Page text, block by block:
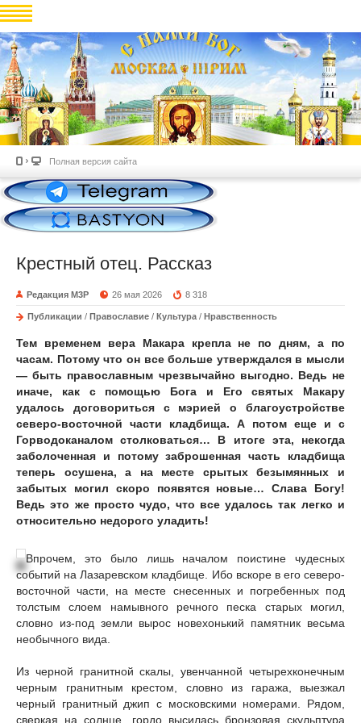
Полная версия сайта
Крестный отец. Рассказ
Редакция М3Р 26 мая 2026 8 318
Публикации / Православие / Культура / Нравственность
Тем временем вера Макара крепла не по дням, а по
часам. Потому что он все больше утверждался в мысли
— быть православным чрезвычайно выгодно. Ведь не
иначе, как с помощью Бога и Его святых Макару
удалось договориться с мэрией о благоустройстве
северо-восточной части кладбища. А потом еще и с
Горводоканалом столковаться… В итоге эта, некогда
заболоченная и потому заброшенная часть кладбища
теперь осушена, а на месте срытых безымянных и
забытых могил скоро появятся новые… Слава Богу!
Ведь это же просто чудо, что все удалось так легко и
относительно недорого уладить!
Впрочем, это было лишь началом поистине чудесных
событий на Лазаревском кладбище. Ибо вскоре в его северо-
восточной части, на месте снесенных и погребенных под
толстым слоем намывного речного песка старых могил,
словно из-под земли вырос новехонький памятник весьма
необычного вида.
Из черной гранитной скалы, увенчанной четырехконечным
черным гранитным крестом, словно из гаража, выезжал
черный гранитный джип с московскими номерами. Рядом,
сверкая на солнце, гордо высилась бронзовая скульптура